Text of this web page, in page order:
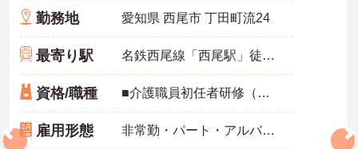
勤務地 愛知県 西尾市 丁田町流24
最寄り駅 名鉄西尾線「西尾駅」徒歩12分
資格/職種 ■介護職員初任者研修（ヘルパー2級）以上の資格をお持ちの方
雇用形態 非常勤・パート・アルバイト